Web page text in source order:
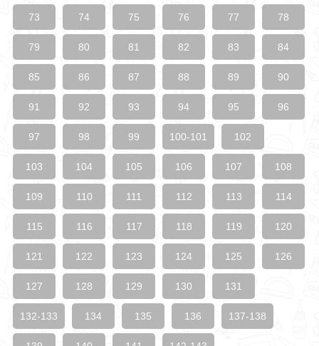
73 74 75 76 77 78
79 80 81 82 83 84
85 86 87 88 89 90
91 92 93 94 95 96
97 98 99 100-101 102
103 104 105 106 107 108
109 110 111 112 113 114
115 116 117 118 119 120
121 122 123 124 125 126
127 128 129 130 131
132-133 134 135 136 137-138